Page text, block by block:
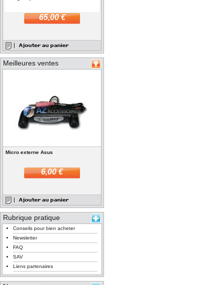
65,00 €
Meilleures ventes
Micro externe Asus
6,00 €
Rubrique pratique
Conseils pour bien acheter
Newsletter
FAQ
SAV
Liens partenaires